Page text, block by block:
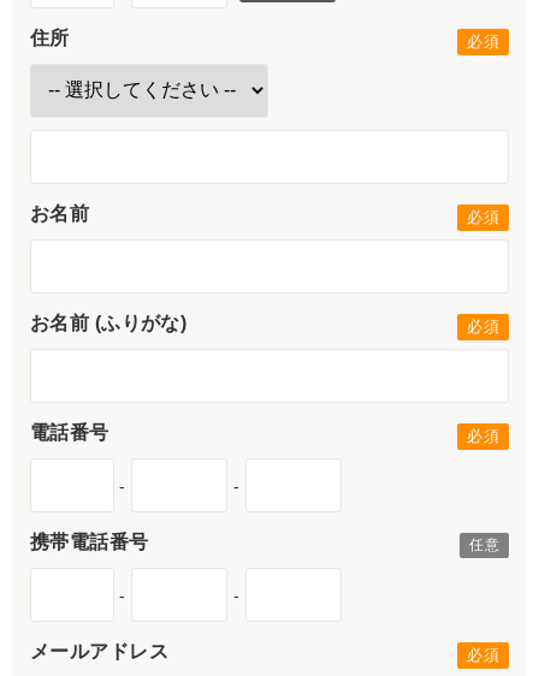
住所
お名前
お名前 (ふりがな)
電話番号
- -
携帯電話番号
- -
メールアドレス